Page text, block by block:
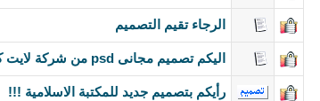
الرجاء تقيم التصميم
اليكم تصميم مجانى psd من شركة لايت كريتف
رأيكم بتصميم جديد للمكتبة الاسلامية !!!